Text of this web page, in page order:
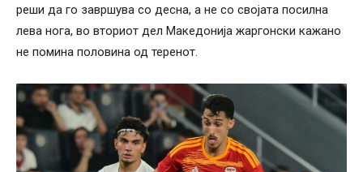
реши да го завршува со десна, а не со својата посилна
лева нога, во вториот дел Македонија жаргонски кажано
не помина половина од теренот.